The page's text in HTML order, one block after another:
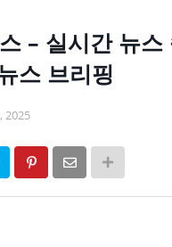
– 실시간 뉴스
스 브리핑
2025